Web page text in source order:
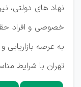
نهاد های
خصوصی و افراد
به عرصه
تهران با شرایط